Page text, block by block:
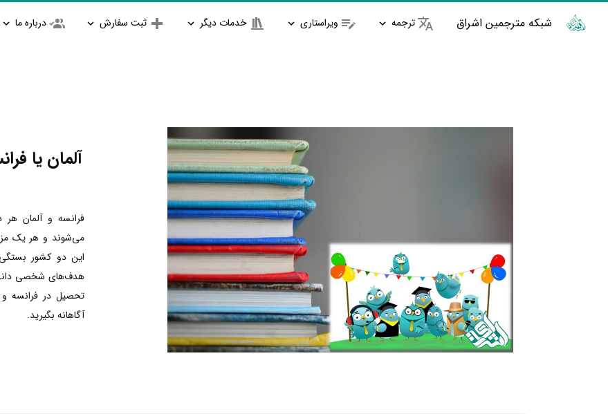
شبکه مترجمین اشراق ترجمه ویراستاری خدمات دیگر ثبت سفارش درباره ما
آلمان یا
فرانسه و آلمان
می‌شوند و هر یک
این دو کشور
هدف‌های شخصی
تحصیل در فرانسه
آگاهانه بگیرید.